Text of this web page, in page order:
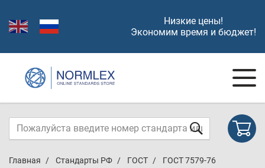
Низкие цены!
Экономим время и бюджет!
Главная Стандарты РФ ГОСТ ГОСТ 7579-76